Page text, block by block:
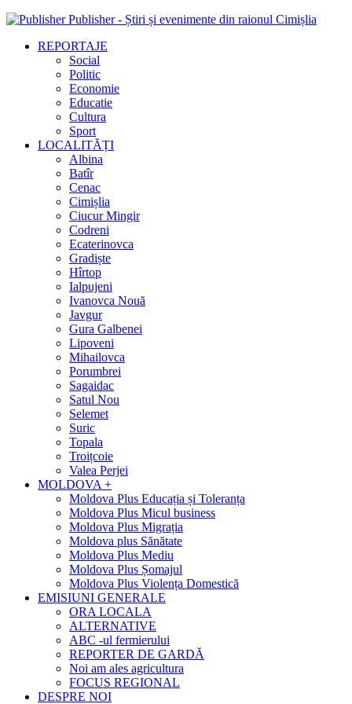
Publisher - Știri și evenimente din raionul Cimișlia
REPORTAJE
Social
Politic
Economie
Educatie
Cultura
Sport
LOCALITĂȚI
Albina
Batîr
Cenac
Cimișlia
Ciucur Mingir
Codreni
Ecaterinovca
Gradiște
Hîrtop
Ialpujeni
Ivanovca Nouă
Javgur
Gura Galbenei
Lipoveni
Mihailovca
Porumbrei
Sagaidac
Satul Nou
Selemet
Suric
Topala
Troițcoie
Valea Perjei
MOLDOVA +
Moldova Plus Educația și Toleranța
Moldova Plus Micul business
Moldova Plus Migrația
Moldova plus Sănătate
Moldova Plus Mediu
Moldova Plus Șomajul
Moldova Plus Violența Domestică
EMISIUNI GENERALE
ORA LOCALA
ALTERNATIVE
ABC -ul fermierului
REPORTER DE GARDĂ
Noi am ales agricultura
FOCUS REGIONAL
DESPRE NOI